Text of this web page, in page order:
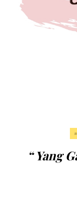
“ Yang